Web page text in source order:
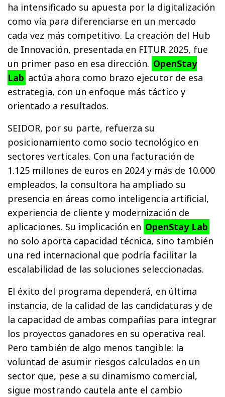
ha intensificado su apuesta por la digitalización
como vía para diferenciarse en un mercado
cada vez más competitivo. La creación del Hub
de Innovación, presentada en FITUR 2025, fue
un primer paso en esa dirección. OpenStay
Lab actúa ahora como brazo ejecutor de esa
estrategia, con un enfoque más táctico y
orientado a resultados.
SEIDOR, por su parte, refuerza su
posicionamiento como socio tecnológico en
sectores verticales. Con una facturación de
1.125 millones de euros en 2024 y más de 10.000
empleados, la consultora ha ampliado su
presencia en áreas como inteligencia artificial,
experiencia de cliente y modernización de
aplicaciones. Su implicación en OpenStay Lab
no solo aporta capacidad técnica, sino también
una red internacional que podría facilitar la
escalabilidad de las soluciones seleccionadas.
El éxito del programa dependerá, en última
instancia, de la calidad de las candidaturas y de
la capacidad de ambas compañías para integrar
los proyectos ganadores en su operativa real.
Pero también de algo menos tangible: la
voluntad de asumir riesgos calculados en un
sector que, pese a su dinamismo comercial,
sigue mostrando cautela ante el cambio